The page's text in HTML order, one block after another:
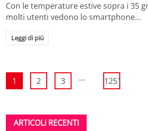
Con le temperature estive sopra i 35
molti utenti vedono lo smartphone…
Leggi di più
1 2 3 ... 1251
ARTICOLI RECENTI